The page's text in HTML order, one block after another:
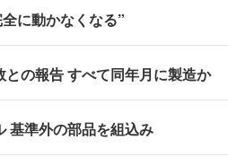
に動かなくなる”
の報告 すべて同年月に製造か
基準外の部品を組込み